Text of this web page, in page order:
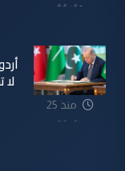
دقيقة
منذ 25
دقيقة